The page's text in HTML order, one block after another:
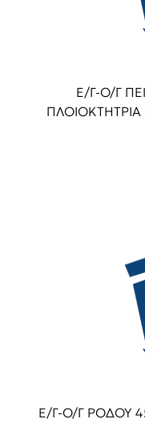
Ε/Γ-Ο/Γ
ΠΛΟΙΟΚΤΗΤΡΙΑ
Ε/Γ-Ο/Γ ΡΟΔΟΥ